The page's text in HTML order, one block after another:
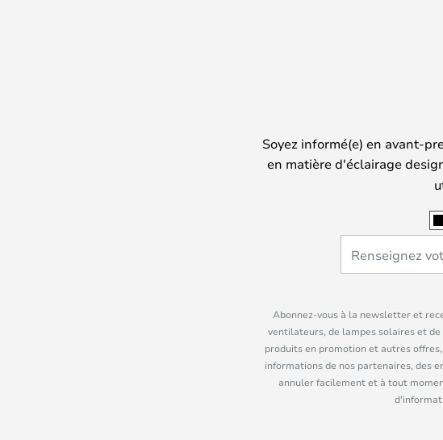
Soyez informé(e) en avant-
en matière d'éclairage
Abonnez-vous à la newsletter et
ventilateurs, de lampes solaires et
produits en promotion et autres
informations de nos partenaires, des
annuler facilement et à tout